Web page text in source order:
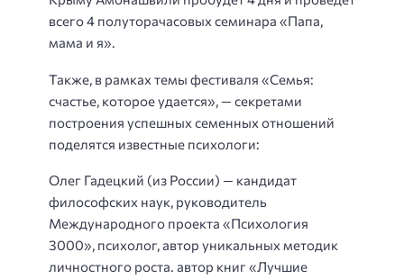
всего 4 полуторачасовых семинара «Папа,
мама и я».
Также, в рамках темы фестиваля «Семья:
счастье, которое удается», — секретами
построения успешных семенных отношений
поделятся известные психологи:
Олег Гадецкий (из России) — кандидат
философских наук, руководитель
Международного проекта «Психология
3000», психолог, автор уникальных методик
личностного роста. автор книг «Лучшие